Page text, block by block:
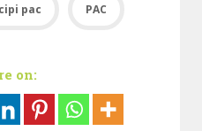
pac PAC
on: